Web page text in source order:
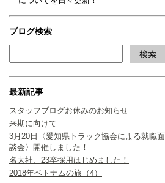
ブログ検索
最新記事
スタッフブログお休みのお知らせ
来期に向けて
3月20日〈愛知県トラック協会による就職面
談会〉開催しました！
名大社、23卒採用はじめました！
2018年ベトナムの旅（4）